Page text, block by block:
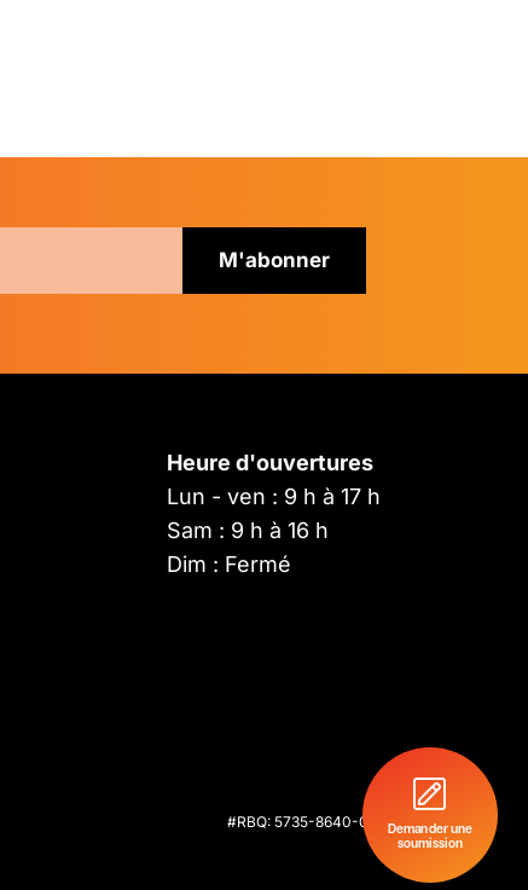
Heure d'ouvertures
Lun - ven : 9 h à 17 h
Sam : 9 h à 16 h
Dim : Fermé
#RBQ: 5735-8640-01 -Politiques de
confidentialité